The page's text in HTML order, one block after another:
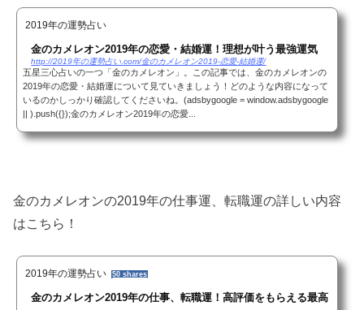
2019年の運勢占い
金のカメレオン2019年の恋愛・結婚運！理想が叶う最強運気
http://2019年の運勢占い.com/金のカメレオン2019-恋愛-結婚運/
五星三心占いの一つ「金のカメレオン」。この記事では、金のカメレオンの
2019年の恋愛・結婚運について見ていきましょう！どのような内容になって
いるのかしっかり確認してくださいね。(adsbygoogle = window.adsbygoogle
|| ).push({});金のカメレオン2019年の恋愛...
金のカメレオンの2019年の仕事運、転職運の詳しい内容
はこちら！
2019年の運勢占い 50 shares
金のカメレオン2019年の仕事、転職運！高評価をもらえる最高